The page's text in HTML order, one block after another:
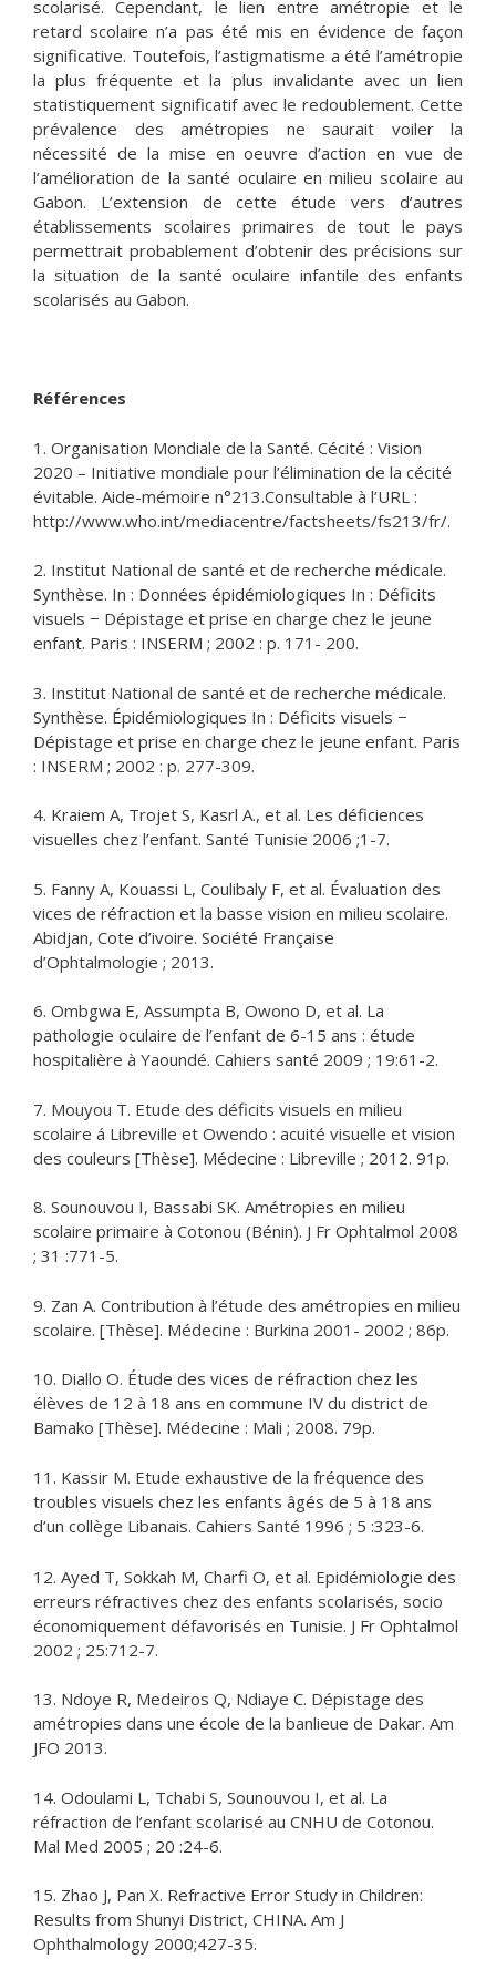
scolarisé. Cependant, le lien entre amétropie et le
retard scolaire n’a pas été mis en évidence de façon
significative. Toutefois, l’astigmatisme a été l’amétropie
la plus fréquente et la plus invalidante avec un lien
statistiquement significatif avec le redoublement. Cette
prévalence des amétropies ne saurait voiler la
nécessité de la mise en oeuvre d’action en vue de
l’amélioration de la santé oculaire en milieu scolaire au
Gabon. L’extension de cette étude vers d’autres
établissements scolaires primaires de tout le pays
permettrait probablement d’obtenir des précisions sur
la situation de la santé oculaire infantile des enfants
scolarisés au Gabon.
Références
1. Organisation Mondiale de la Santé. Cécité : Vision
2020 – Initiative mondiale pour l’élimination de la cécité
évitable. Aide-mémoire n°213.Consultable à l’URL :
http://www.who.int/mediacentre/factsheets/fs213/fr/.
2. Institut National de santé et de recherche médicale.
Synthèse. In : Données épidémiologiques In : Déficits
visuels − Dépistage et prise en charge chez le jeune
enfant. Paris : INSERM ; 2002 : p. 171- 200.
3. Institut National de santé et de recherche médicale.
Synthèse. Épidémiologiques In : Déficits visuels −
Dépistage et prise en charge chez le jeune enfant. Paris
: INSERM ; 2002 : p. 277-309.
4. Kraiem A, Trojet S, Kasrl A., et al. Les déficiences
visuelles chez l’enfant. Santé Tunisie 2006 ;1-7.
5. Fanny A, Kouassi L, Coulibaly F, et al. Évaluation des
vices de réfraction et la basse vision en milieu scolaire.
Abidjan, Cote d’ivoire. Société Française
d’Ophtalmologie ; 2013.
6. Ombgwa E, Assumpta B, Owono D, et al. La
pathologie oculaire de l’enfant de 6-15 ans : étude
hospitalière à Yaoundé. Cahiers santé 2009 ; 19:61-2.
7. Mouyou T. Etude des déficits visuels en milieu
scolaire á Libreville et Owendo : acuité visuelle et vision
des couleurs [Thèse]. Médecine : Libreville ; 2012. 91p.
8. Sounouvou I, Bassabi SK. Amétropies en milieu
scolaire primaire à Cotonou (Bénin). J Fr Ophtalmol 2008
; 31 :771-5.
9. Zan A. Contribution à l’étude des amétropies en milieu
scolaire. [Thèse]. Médecine : Burkina 2001- 2002 ; 86p.
10. Diallo O. Étude des vices de réfraction chez les
élèves de 12 à 18 ans en commune IV du district de
Bamako [Thèse]. Médecine : Mali ; 2008. 79p.
11. Kassir M. Etude exhaustive de la fréquence des
troubles visuels chez les enfants âgés de 5 à 18 ans
d’un collège Libanais. Cahiers Santé 1996 ; 5 :323-6.
12. Ayed T, Sokkah M, Charfi O, et al. Epidémiologie des
erreurs réfractives chez des enfants scolarisés, socio
économiquement défavorisés en Tunisie. J Fr Ophtalmol
2002 ; 25:712-7.
13. Ndoye R, Medeiros Q, Ndiaye C. Dépistage des
amétropies dans une école de la banlieue de Dakar. Am
JFO 2013.
14. Odoulami L, Tchabi S, Sounouvou I, et al. La
réfraction de l’enfant scolarisé au CNHU de Cotonou.
Mal Med 2005 ; 20 :24-6.
15. Zhao J, Pan X. Refractive Error Study in Children:
Results from Shunyi District, CHINA. Am J
Ophthalmology 2000;427-35.